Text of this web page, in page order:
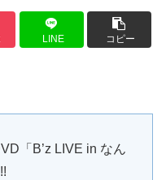
LINE コピー
「B’z LIVE in なん